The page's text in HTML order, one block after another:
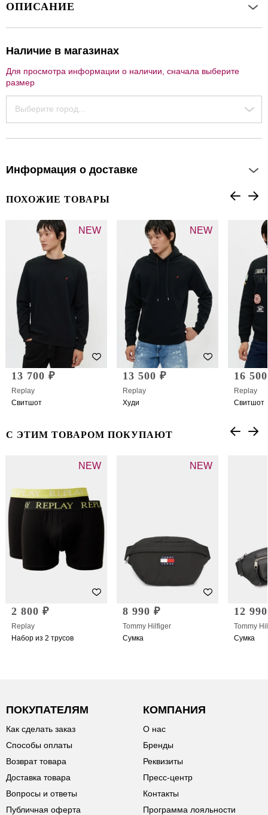
ОПИСАНИЕ
Наличие в магазинах
Для просмотра информации о наличии, сначала выберите
размер
Выберите город...
Информация о доставке
ПОХОЖИЕ ТОВАРЫ
NEW
13 700 ₽
Replay
Свитшот
NEW
13 500 ₽
Replay
Худи
16
Replay
Свитшот
С ЭТИМ ТОВАРОМ ПОКУПАЮТ
NEW
2 800 ₽
Replay
Набор из 2 трусов
NEW
8 990 ₽
Tommy Hilfiger
Сумка
12
Tommy
Сумка
ПОКУПАТЕЛЯМ
Как сделать заказ
Способы оплаты
Возврат товара
Доставка товара
Вопросы и ответы
Публичная оферта
КОМПАНИЯ
О нас
Бренды
Реквизиты
Пресс-центр
Контакты
Программа лояльности